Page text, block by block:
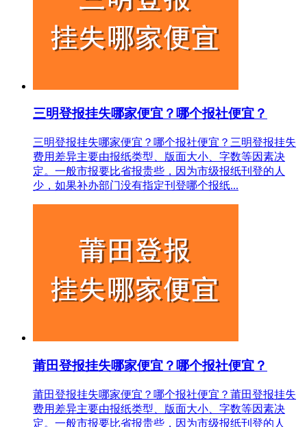
三明登报挂失哪家便宜？哪个报社便宜？
三明登报挂失哪家便宜？哪个报社便宜？三明登报挂失
费用差异主要由报纸类型、版面大小、字数等因素决
定。一般市报要比省报贵些，因为市级报纸刊登的人
少，如果补办部门没有指定刊登哪个报纸...
莆田登报挂失哪家便宜？哪个报社便宜？
莆田登报挂失哪家便宜？哪个报社便宜？莆田登报挂失
费用差异主要由报纸类型、版面大小、字数等因素决
定。一般市报要比省报贵些，因为市级报纸刊登的人